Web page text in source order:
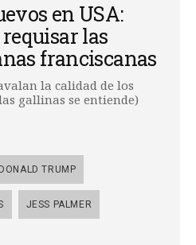
en USA:
las
franciscanas
la calidad de los
gallinas se entiende)
DONALD TRUMP
JESS PALMER